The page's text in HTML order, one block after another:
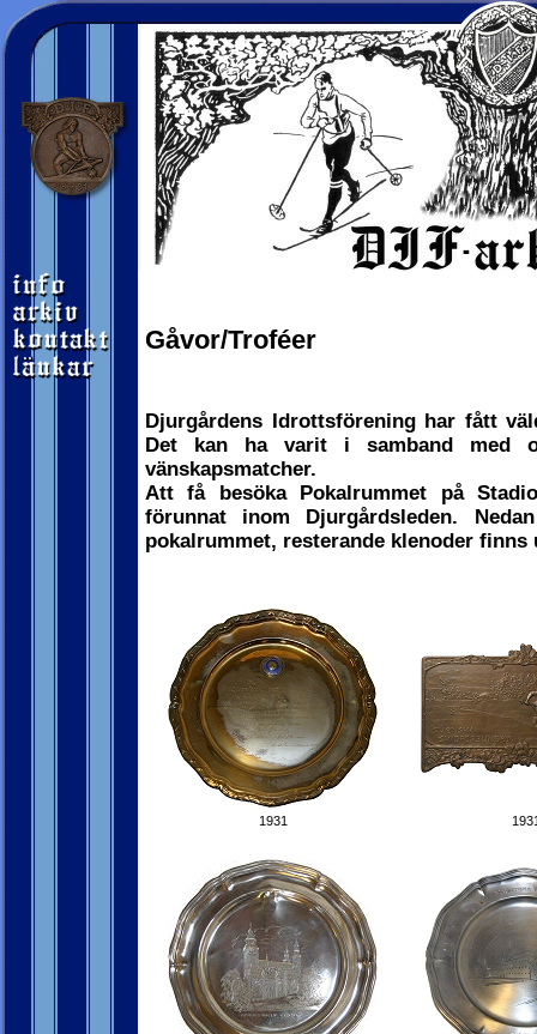
Gåvor/Troféer
Djurgårdens Idrottsförening har fått
Det kan ha varit i samband med
vänskapsmatcher.
Att få besöka Pokalrummet på
förunnat inom Djurgårdsleden.
pokalrummet, resterande klenoder
1931